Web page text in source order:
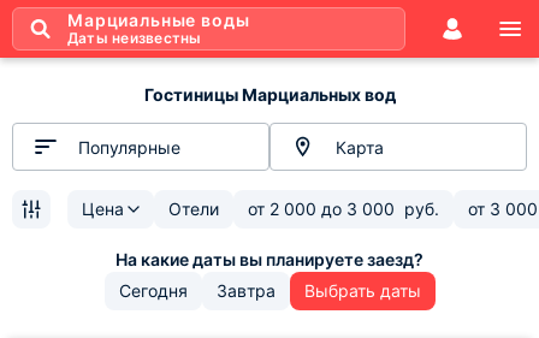
Марциальные воды
Даты неизвестны
Гостиницы Марциальных вод
Популярные Карта
Цена Отели от 2 000 до 3 000 руб. от 3 000
Сегодня Завтра Выбрать даты